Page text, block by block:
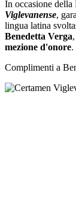
In occasione
Viglevanense,
lingua latina
Benedetta Verga
mezione d'onore.
Complimenti a